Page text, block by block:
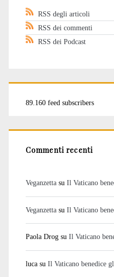
RSS degli articoli
RSS dei commenti
RSS dei Podcast
89.160 feed subscribers
Commenti recenti
Veganzettasu Il Vaticano
Veganzettasu Il Vaticano
Paola Drogsu Il Vaticano
lucasu Il Vaticano benedice